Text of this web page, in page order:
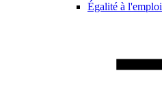
Égalité à l'emploi